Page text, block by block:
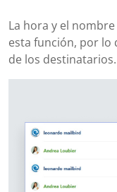
La hora y el
esta función, por lo
de los destinatarios.